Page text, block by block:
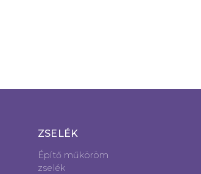
ZSELÉK
Építő műköröm
zselék